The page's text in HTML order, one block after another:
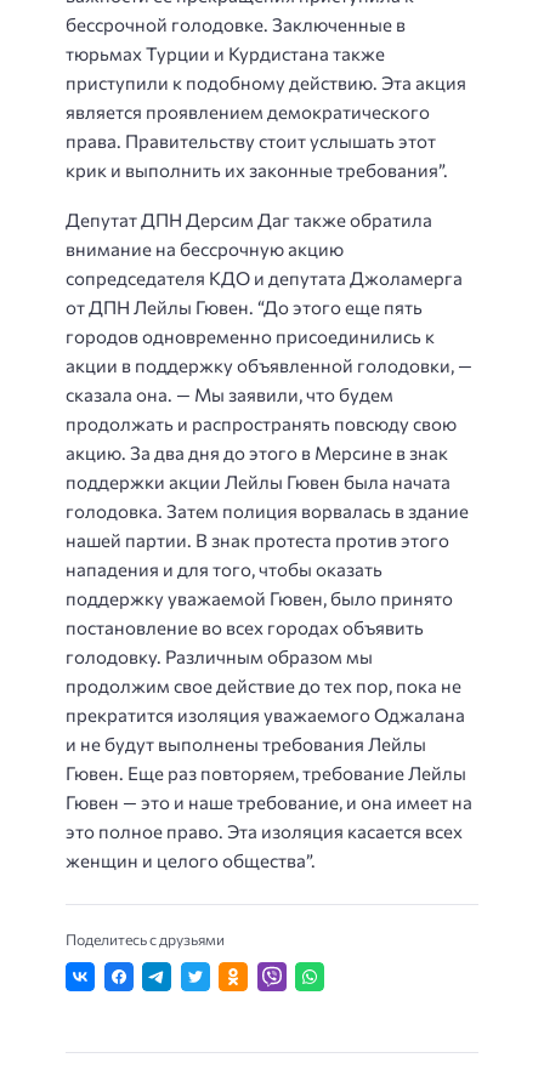
бессрочной голодовке. Заключенные в
тюрьмах Турции и Курдистана также
приступили к подобному действию. Эта акция
является проявлением демократического
права. Правительству стоит услышать этот
крик и выполнить их законные требования”.
Депутат ДПН Дерсим Даг также обратила
внимание на бессрочную акцию
сопредседателя КДО и депутата Джоламерга
от ДПН Лейлы Гювен. “До этого еще пять
городов одновременно присоединились к
акции в поддержку объявленной голодовки, —
сказала она. — Мы заявили, что будем
продолжать и распространять повсюду свою
акцию. За два дня до этого в Мерсине в знак
поддержки акции Лейлы Гювен была начата
голодовка. Затем полиция ворвалась в здание
нашей партии. В знак протеста против этого
нападения и для того, чтобы оказать
поддержку уважаемой Гювен, было принято
постановление во всех городах объявить
голодовку. Различным образом мы
продолжим свое действие до тех пор, пока не
прекратится изоляция уважаемого Оджалана
и не будут выполнены требования Лейлы
Гювен. Еще раз повторяем, требование Лейлы
Гювен — это и наше требование, и она имеет на
это полное право. Эта изоляция касается всех
женщин и целого общества”.
Поделитесь с друзьями